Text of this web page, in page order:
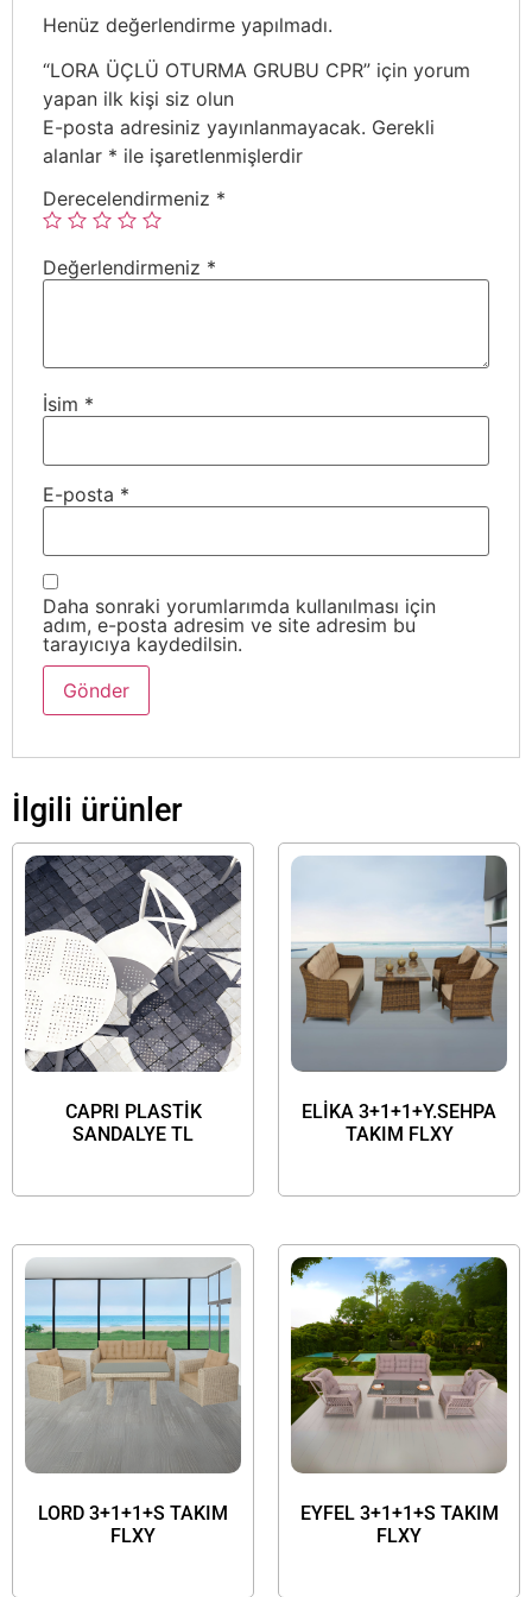
Henüz değerlendirme yapılmadı.
“LORA ÜÇLÜ OTURMA GRUBU CPR” için yorum
yapan ilk kişi siz olun
E-posta adresiniz yayınlanmayacak. Gerekli
alanlar * ile işaretlenmişlerdir
Derecelendirmeniz *
Değerlendirmeniz *
İsim *
E-posta *
Daha sonraki yorumlarımda kullanılması için
adım, e-posta adresim ve site adresim bu
tarayıcıya kaydedilsin.
İlgili ürünler
CAPRI PLASTİK
SANDALYE TL
ELİKA 3+1+1+Y.SEHPA
TAKIM FLXY
LORD 3+1+1+S TAKIM
FLXY
EYFEL 3+1+1+S TAKIM
FLXY